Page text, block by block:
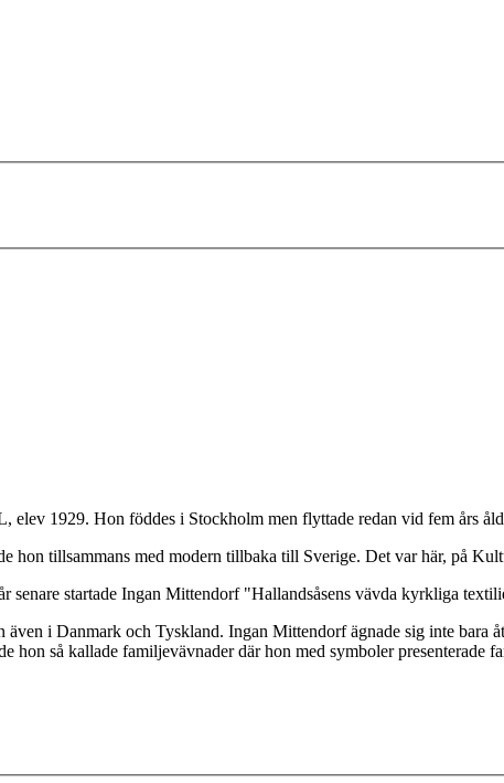
1929. Hon föddes i Stockholm men flyttade redan vid fem års
hon tillsammans med modern tillbaka till Sverige. Det var här, på
senare startade Ingan Mittendorf "Hallandsåsens vävda kyrkliga
i Danmark och Tyskland. Ingan Mittendorf ägnade sig inte bara
hon så kallade familjevävnader där hon med symboler presenterade